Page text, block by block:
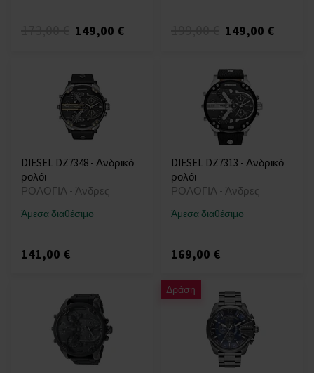
149,00 € 149,00 €
DIESEL DZ7348 - Ανδρικό
ρολόι
ΡΟΛΟΓΙΑ - Άνδρες
Άμεσα διαθέσιμο
141,00 €
DIESEL DZ7313 - Ανδρικό
ρολόι
ΡΟΛΟΓΙΑ - Άνδρες
Άμεσα διαθέσιμο
169,00 €
Δράση